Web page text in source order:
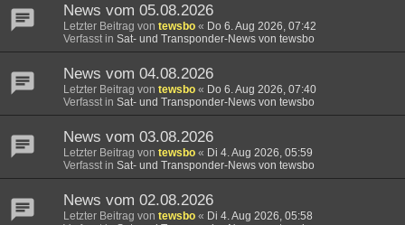
News vom 05.08.2026
Letzter Beitrag von tewsbo « Do 6. Aug 2026, 07:42
Verfasst in Sat- und Transponder-News von tewsbo
News vom 04.08.2026
Letzter Beitrag von tewsbo « Do 6. Aug 2026, 07:40
Verfasst in Sat- und Transponder-News von tewsbo
News vom 03.08.2026
Letzter Beitrag von tewsbo « Di 4. Aug 2026, 05:59
Verfasst in Sat- und Transponder-News von tewsbo
News vom 02.08.2026
Letzter Beitrag von tewsbo « Di 4. Aug 2026, 05:58